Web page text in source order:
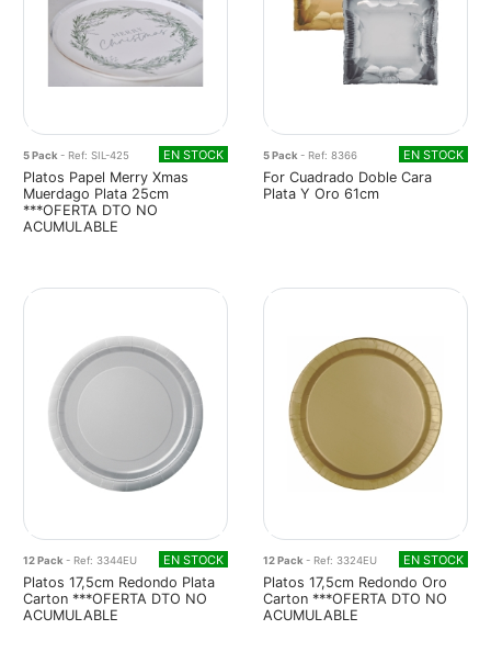
5 Pack- Ref: SIL-425 EN STOCK
Platos Papel Merry Xmas
Muerdago Plata 25cm
***OFERTA DTO NO
ACUMULABLE
5 Pack- Ref: 8366 EN STOCK
For Cuadrado Doble Cara
Plata Y Oro 61cm
12 Pack - Ref: 3344EU EN STOCK
Platos 17,5cm Redondo Plata
Carton ***OFERTA DTO NO
ACUMULABLE
12 Pack - Ref: 3324EU EN STOCK
Platos 17,5cm Redondo Oro
Carton ***OFERTA DTO NO
ACUMULABLE